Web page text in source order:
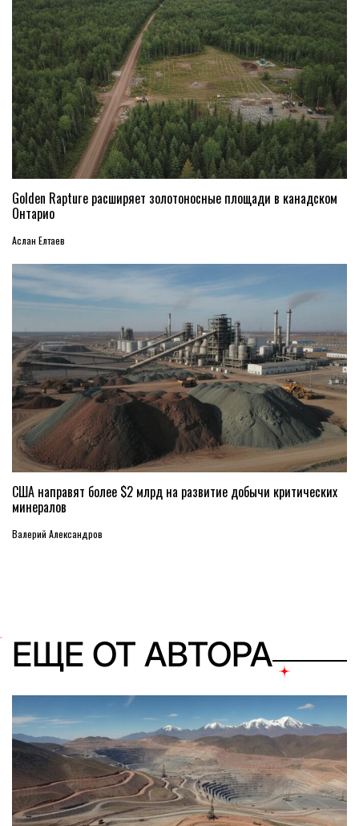
Golden Rapture расширяет золотоносные площади в канадском
Онтарио
Аслан Елтаев
США направят более $2 млрд на развитие добычи критических
минералов
Валерий Александров
ЕЩЕ ОТ АВТОРА